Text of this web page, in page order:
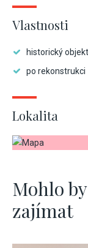
Vlastnosti
historický objekt
po rekonstrukci
Lokalita
Mohlo
zajímat